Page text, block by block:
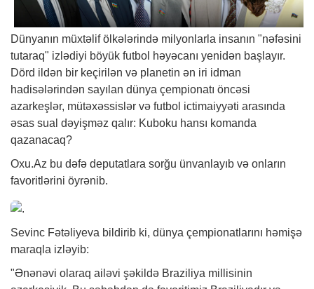
Dünyanın müxtəlif ölkələrində milyonlarla insanın "nəfəsini
tutaraq" izlədiyi böyük futbol həyəcanı yenidən başlayır.
Dörd ildən bir keçirilən və planetin ən iri idman
hadisələrindən sayılan dünya çempionatı öncəsi
azarkeşlər, mütəxəssislər və futbol ictimaiyyəti arasında
əsas sual dəyişməz qalır: Kuboku hansı komanda
qazanacaq?
Oxu.Az bu dəfə deputatlara sorğu ünvanlayıb və onların
favoritlərini öyrənib.
Sevinc Fətəliyeva bildirib ki, dünya çempionatlarını həmişə
maraqla izləyib:
"Ənənəvi olaraq ailəvi şəkildə Braziliya millisinin